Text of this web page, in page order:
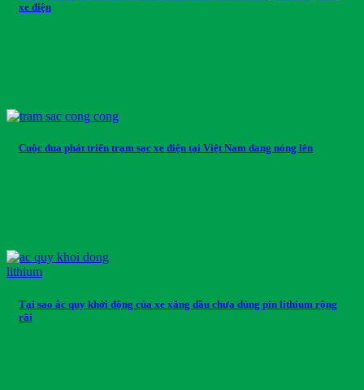
xe điện
Cuộc đua phát triển trạm sạc xe điện tại Việt Nam đang nóng lên
Tại sao ắc quy khởi động của xe xăng dầu chưa dùng pin lithium rộng
rãi